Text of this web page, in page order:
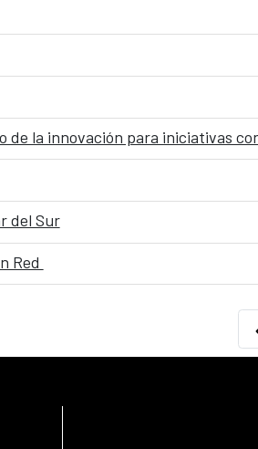
de la innovación para iniciativas
del Sur
Red